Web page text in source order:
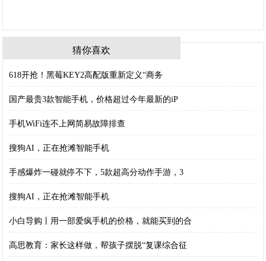
猜你喜欢
618开抢！黑莓KEY2高配版重新定义“商务
国产最贵3款智能手机，价格超过今年最新的iP
手机WiFi连不上网简易故障排查
搜狗AI，正在抢滩智能手机
手感爆炸一碰就停不下，5款超高分动作手游，3
搜狗AI，正在抢滩智能手机
小白导购丨用一部爱疯手机的价格，就能买到的合
高思教育：家长这样做，帮孩子摆脱“复课综合征